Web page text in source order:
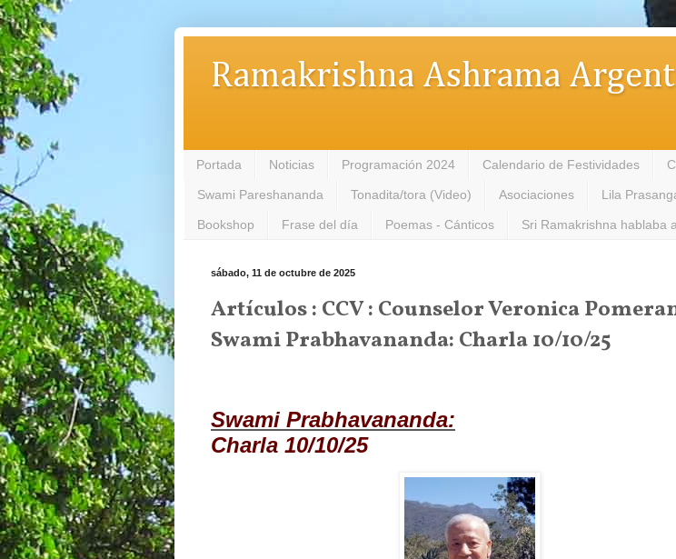
Ramakrishna Ashrama
Portada Noticias Programación 2024 Calendario de Festividades
Swami Pareshananda Tonadita/tora (Video) Asociaciones Lila
Bookshop Frase del día Poemas - Cánticos Sri Ramakrishna hablaba
sábado, 11 de octubre de 2025
Artículos : CCV : Counselor Veronica
Swami Prabhavananda: Charla 10/10/25
Swami Prabhavananda:
Charla 10/10/25